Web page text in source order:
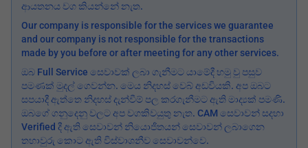
ආයතනය වග කියන්නේ නැත.
Our company is responsible for the services we guarantee
and our company is not responsible for the transactions
made by you before or after meeting for any other services.
ඔබ Full Service සෙවාවක් ලබා ගැනීමට යාමේදී හමු වු පසුව
පමණක් මුදල් ගෙවන්න. මෙය නිදහස් වෙබ් අඩවියකි. අප ඔබට
සපයාදී ඇත්තෙ නිදහස් දැන්වීම් පල කරගැනීමට ඇති මාද්‍යක් පමණි.
ඔබගේ ගනුදෙනු වලට අප වගකිවයුතු නැත. CAM සෙවාවන් සදහා
Verified දී ඇති සෙවාවන් නියොජිතයන් සෙවාවන් ලබාගෙන
තහාවුරු කොට ඇති විස්වාශනීව සෙවාවන්වෙ.